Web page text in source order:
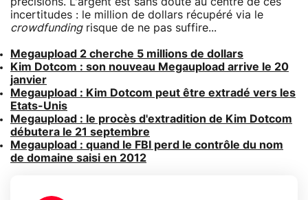
incertitudes : le million de dollars récupéré via le
crowdfundingrisque de ne pas suffire...
Megaupload 2 cherche 5 millions de dollars
Kim Dotcom : son nouveau Megaupload arrive le 20
janvier
Megaupload : Kim Dotcom peut être extradé vers les
Etats-Unis
Megaupload : le procès d'extradition de Kim Dotcom
débutera le 21 septembre
Megaupload : quand le FBI perd le contrôle du nom
de domaine saisi en 2012